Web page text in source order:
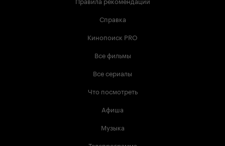
Справка
Кинопоиск PRO
Все фильмы
Все сериалы
Что посмотреть
Афиша
Музыка